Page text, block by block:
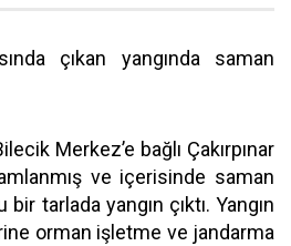
çıkan yangında saman
Merkez’e bağlı Çakırpınar
ve içerisinde saman
bir tarlada yangın çıktı. Yangın
orman işletme ve jandarma